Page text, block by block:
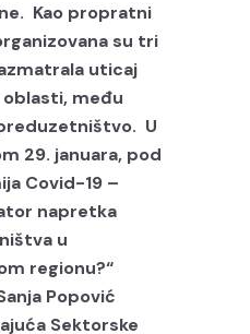
Kao propratni
su tri
uticaj
oblasti, među
U
29. januara, pod
Covid-19 –
napretka
u
regionu?“
Popović
Sektorske